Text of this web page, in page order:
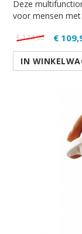
Deze
voor mensen met
€ 124,95 €
IN